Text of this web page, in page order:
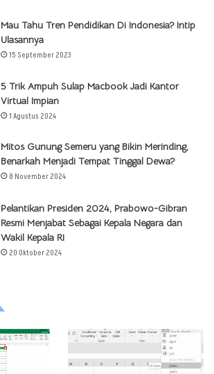
Mau Tahu Tren Pendidikan Di Indonesia? Intip
Ulasannya
15 September 2023
5 Trik Ampuh Sulap Macbook Jadi Kantor
Virtual Impian
1 Agustus 2024
Mitos Gunung Semeru yang Bikin Merinding,
Benarkah Menjadi Tempat Tinggal Dewa?
8 November 2024
Pelantikan Presiden 2024, Prabowo-Gibran
Resmi Menjabat Sebagai Kepala Negara dan
Wakil Kepala RI
20 Oktober 2024